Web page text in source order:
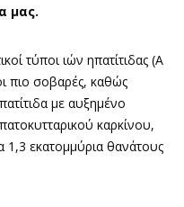
μας.
τύποι ιών ηπατίτιδας (Α
πιο σοβαρές, καθώς
με αυξημένο
καρκίνου,
1,3 εκατομμύρια θανάτους